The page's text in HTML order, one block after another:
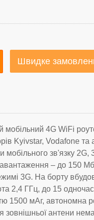
Швидке
мобільний 4G WiFi
Kyivstar, Vodafone та
мобільного зв'язку 2G,
– до 150
3G. На борту
2,4 ГГц, до 15
1500 мАг, автономна
зовнішньої антени